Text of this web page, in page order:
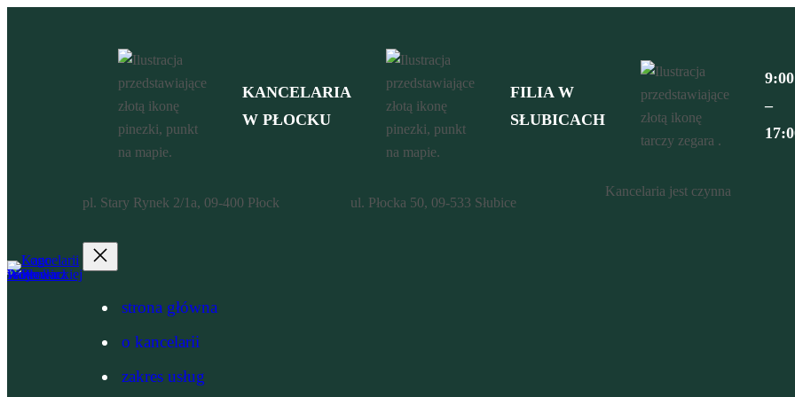
KANCELARIA
W PŁOCKU
pl. Stary Rynek 2/1a, 09-400 Płock
FILIA W
SŁUBICACH
ul. Płocka 50, 09-533 Słubice
9:00
–
Kancelaria jest czynna
strona główna
o kancelarii
zakres usług